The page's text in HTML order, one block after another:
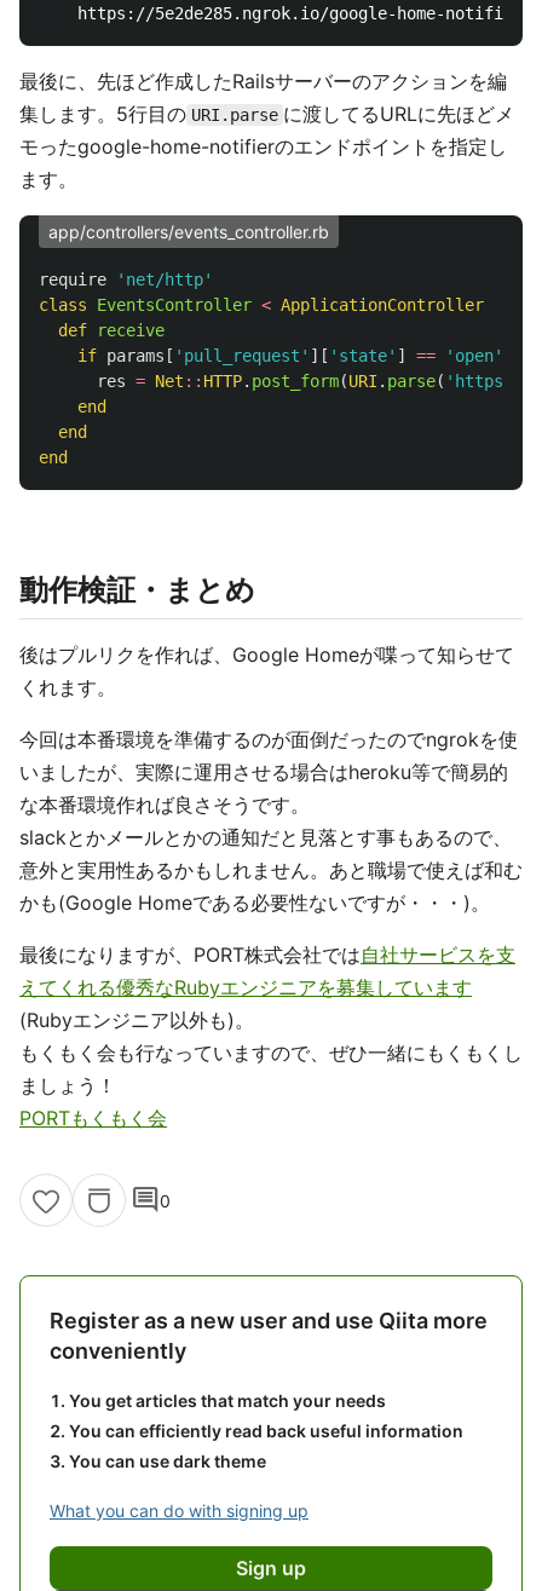
最後に、先ほど作成したRailsサーバーのアクションを編
集します。5行目の URI.parse に渡してるURLに先ほどメ
モったgoogle-home-notifierのエンドポイントを指定し
ます。
app/controllers/events_controller.rb
require
'net/http'
class
EventsController < ApplicationController
def
receive
if params [ 'pull_request' ][ 'state' ] ==
'open'
res = Net :: HTTP. post_form(URI . parse( 'https://
end
end
end
動作検証・まとめ
後はプルリクを作れば、Google Homeが喋って知らせて
くれます。
今回は本番環境を準備するのが面倒だったのでngrokを使
いましたが、実際に運用させる場合はheroku等で簡易的
な本番環境作れば良さそうです。
slackとかメールとかの通知だと見落とす事もあるので、
意外と実用性あるかもしれません。あと職場で使えば和む
かも(Google Homeである必要性ないですが・・・)。
最後になりますが、PORT株式会社では自社サービスを支
えてくれる優秀なRubyエンジニアを募集しています
(Rubyエンジニア以外も)。
もくもく会も行なっていますので、ぜひ一緒にもくもくし
ましょう！
PORTもくもく会
comment0
Register as a new user and use Qiita more
conveniently
You get articles that match your needs
You can efficiently read back useful information
You can use dark theme
What you can do with signing up
Sign up